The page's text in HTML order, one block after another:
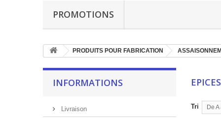
PROMOTIONS
PRODUITS POUR FABRICATION
INFORMATIONS
Livraison
Tri De A